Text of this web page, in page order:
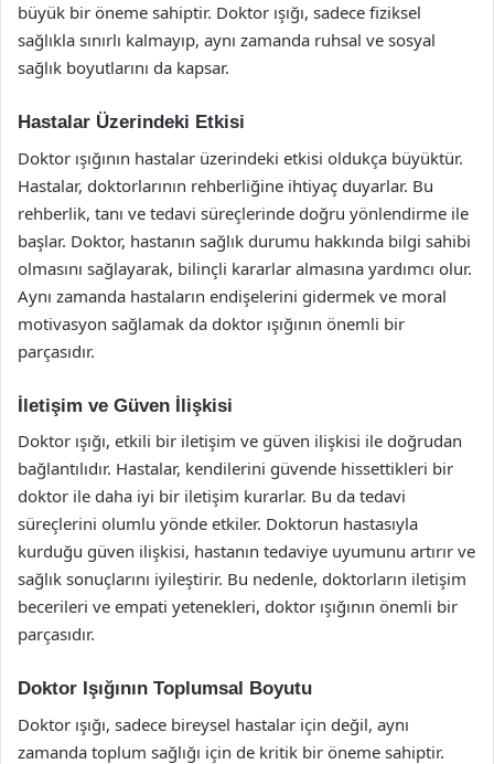
büyük bir öneme sahiptir. Doktor ışığı, sadece fiziksel
sağlıkla sınırlı kalmayıp, aynı zamanda ruhsal ve sosyal
sağlık boyutlarını da kapsar.
Hastalar Üzerindeki Etkisi
Doktor ışığının hastalar üzerindeki etkisi oldukça büyüktür.
Hastalar, doktorlarının rehberliğine ihtiyaç duyarlar. Bu
rehberlik, tanı ve tedavi süreçlerinde doğru yönlendirme ile
başlar. Doktor, hastanın sağlık durumu hakkında bilgi sahibi
olmasını sağlayarak, bilinçli kararlar almasına yardımcı olur.
Aynı zamanda hastaların endişelerini gidermek ve moral
motivasyon sağlamak da doktor ışığının önemli bir
parçasıdır.
İletişim ve Güven İlişkisi
Doktor ışığı, etkili bir iletişim ve güven ilişkisi ile doğrudan
bağlantılıdır. Hastalar, kendilerini güvende hissettikleri bir
doktor ile daha iyi bir iletişim kurarlar. Bu da tedavi
süreçlerini olumlu yönde etkiler. Doktorun hastasıyla
kurduğu güven ilişkisi, hastanın tedaviye uyumunu artırır ve
sağlık sonuçlarını iyileştirir. Bu nedenle, doktorların iletişim
becerileri ve empati yetenekleri, doktor ışığının önemli bir
parçasıdır.
Doktor Işığının Toplumsal Boyutu
Doktor ışığı, sadece bireysel hastalar için değil, aynı
zamanda toplum sağlığı için de kritik bir öneme sahiptir.